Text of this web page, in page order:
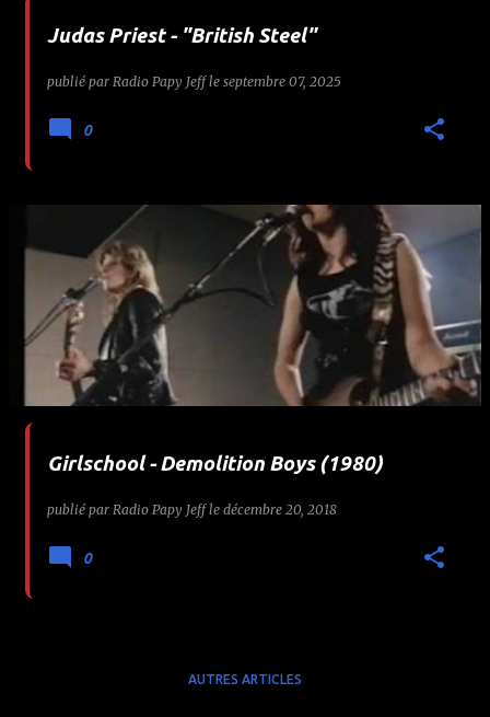
Judas Priest - "British Steel"
publié par Radio Papy Jeff le septembre 07, 2025
0
Girlschool - Demolition Boys (1980)
publié par Radio Papy Jeff le décembre 20, 2018
0
AUTRES ARTICLES